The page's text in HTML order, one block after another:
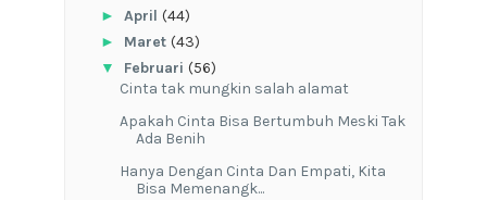
► April (44)
► Maret (43)
▼ Februari (56)
Cinta tak mungkin salah alamat
Apakah Cinta Bisa Bertumbuh Meski Tak
Ada Benih
Hanya Dengan Cinta Dan Empati, Kita
Bisa Memenangk...